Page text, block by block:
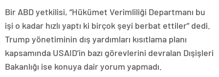
Bir ABD yetkilisi, “Hükümet Verimliliği Departmanı bu
işi o kadar hızlı yaptı ki birçok şeyi berbat ettiler” dedi.
Trump yönetiminin dış yardımları kısıtlama planı
kapsamında USAID’in bazı görevlerini devralan Dışişleri
Bakanlığı ise konuya dair yorum yapmadı.